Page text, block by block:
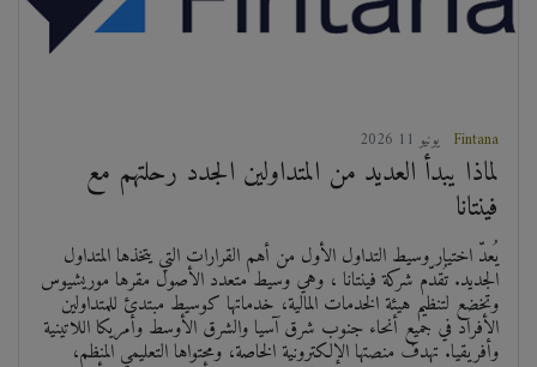
2026 يونيو 11 Fintana
لماذا يبدأ العديد من المتداولين الجدد رحلتهم مع
فينتانا
يُعدّ اختيار وسيط التداول الأول من أهم القرارات التي يتخذها المتداول
الجديد. تُقدّم شركة فينتانا ، وهي وسيط متعدد الأصول مقرها موريشيوس
وتخضع لتنظيم هيئة الخدمات المالية، خدماتها كوسيط مبتدئ للمتداولين
الأفراد في جميع أنحاء جنوب شرق آسيا والشرق الأوسط وأمريكا اللاتينية
وأفريقيا. تهدف منصتها الإلكترونية الخاصة، ومحتواها التعليمي المنظم،